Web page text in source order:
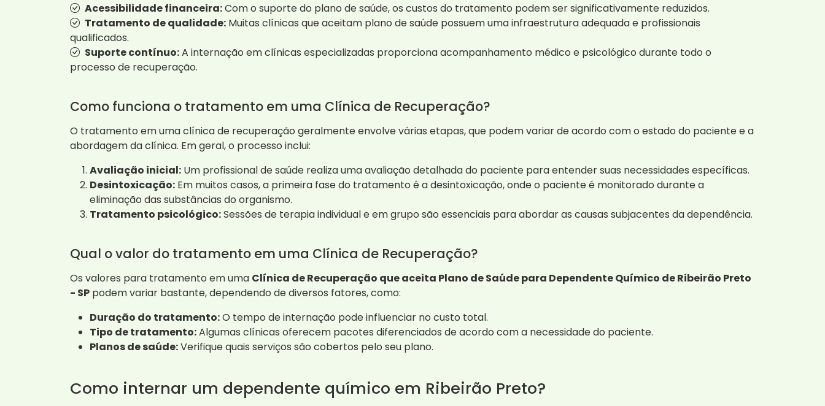
Acessibilidade financeira:Com o suporte do plano de saúde, os custos do tratamento podem ser significativamente reduzidos.
Tratamento de qualidade: Muitas clínicas que aceitam plano de saúde possuem uma infraestrutura adequada e profissionais
qualificados.
Suporte contínuo:A internação em clínicas especializadas proporciona acompanhamento médico e psicológico durante todo o
processo de recuperação.
Como funciona o tratamento em uma Clínica de Recuperação?
O tratamento em uma clínica de recuperação geralmente envolve várias etapas, que podem variar de acordo com o estado do paciente e a
abordagem da clínica. Em geral, o processo inclui:
Avaliação inicial: Um profissional de saúde realiza uma avaliação detalhada do paciente para entender suas necessidades específicas.
Desintoxicação: Em muitos casos, a primeira fase do tratamento é a desintoxicação, onde o paciente é monitorado durante a
eliminação das substâncias do organismo.
Tratamento psicológico:Sessões de terapia individual e em grupo são essenciais para abordar as causas subjacentes da dependência.
Qual o valor do tratamento em uma Clínica de Recuperação?
Os valores para tratamento em uma Clínica de Recuperação que aceita Plano de Saúde para Dependente Químico de Ribeirão Preto
- SP podem variar bastante, dependendo de diversos fatores, como:
Duração do tratamento:O tempo de internação pode influenciar no custo total.
Tipo de tratamento:Algumas clínicas oferecem pacotes diferenciados de acordo com a necessidade do paciente.
Planos de saúde:Verifique quais serviços são cobertos pelo seu plano.
Como internar um dependente químico em Ribeirão Preto?